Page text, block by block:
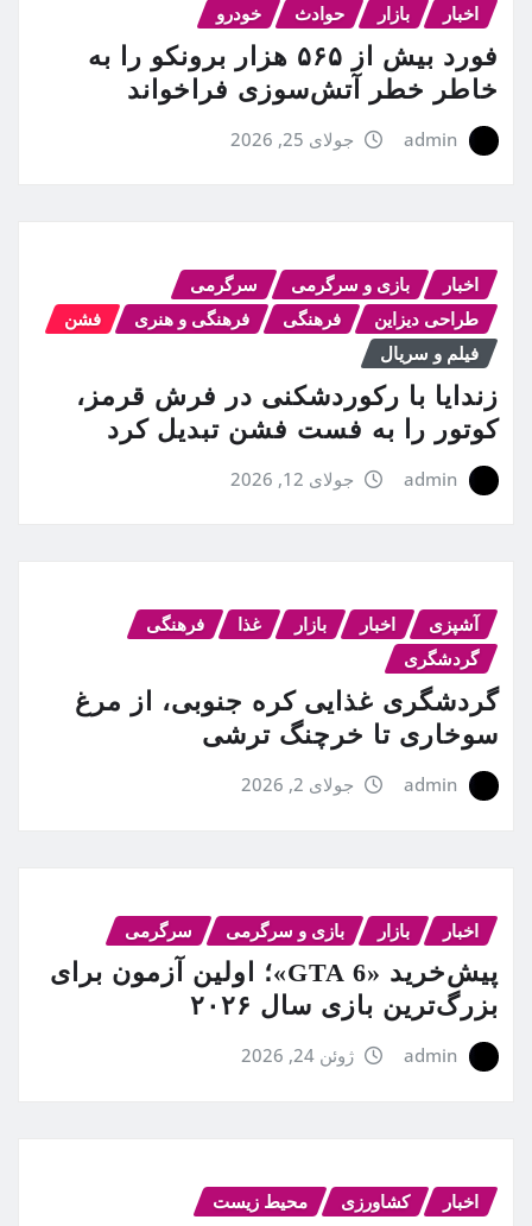
اخبار بازار حوادث خودرو
فورد بیش از ۵۶۵ هزار برونکو را به
خاطر خطر آتش‌سوزی فراخواند
admin جولای 25, 2026
اخبار بازی و سرگرمی
سرگرمی
طراحی دیزاین
فرهنگی فرهنگی و هنری
فشن
فیلم و سریال
زندایا با رکوردشکنی در فرش قرمز،
کوتور را به فست فشن تبدیل کرد
admin جولای 12, 2026
آشپزی اخبار بازار غذا
فرهنگی
گردشگری
گردشگری غذایی کره جنوبی، از مرغ
سوخاری تا خرچنگ ترشی
admin جولای 2, 2026
اخبار بازار بازی و سرگرمی سرگرمی
پیش‌خرید «GTA 6»؛ اولین آزمون برای
بزرگ‌ترین بازی سال ۲۰۲۶
admin ژوئن 24, 2026
اخبار کشاورزی محیط زیست